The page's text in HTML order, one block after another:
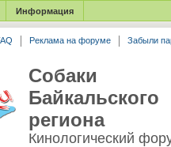
Информация
Реклама на форуме Забыли
Собаки
Байкальского
региона
Кинологический